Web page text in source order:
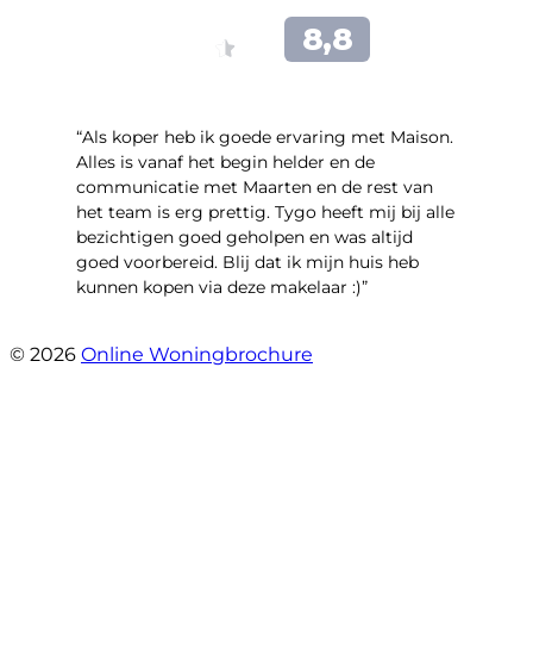
“Als koper heb ik goede ervaring met Maison.
Alles is vanaf het begin helder en de
communicatie met Maarten en de rest van
het team is erg prettig. Tygo heeft mij bij alle
bezichtigen goed geholpen en was altijd
goed voorbereid. Blij dat ik mijn huis heb
kunnen kopen via deze makelaar :)”
© 2026 Online Woningbrochure